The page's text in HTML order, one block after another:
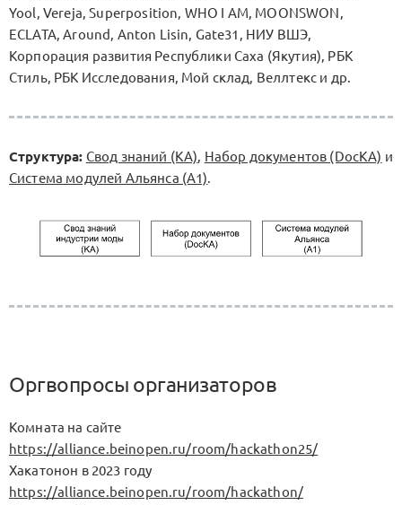
Yool, Vereja, Superposition, WHO I AM, MOONSWON,
ECLATA, Around, Anton Lisin, Gate31, НИУ ВШЭ,
Корпорация развития Республики Саха (Якутия), РБК
Стиль, РБК Исследования, Мой склад, Веллтекс и др.
Структура: Свод знаний (KA), Набор документов (DocKA) и
Система модулей Альянса (А1).
Оргвопросы организаторов
Комната на сайте
https://alliance.beinopen.ru/room/hackathon25/
Хакатонон в 2023 году
https://alliance.beinopen.ru/room/hackathon/